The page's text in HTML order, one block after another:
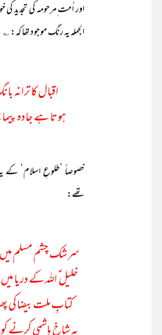
اور اُمت ِمرحومہ کی تجدید
الجملہ یہ رنگ موجود تھا کہ:؎
اقبال کا ترانہ
ہوتا ہے جادہ
خصوصاً ’طلوعِ اسلام‘ کے
تھے:
سرشک چشم مسلم میں
خلیل ؑ اللہ کے دریا
کتابِ ملت بیضا کی